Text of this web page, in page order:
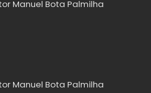
Manuel Bota Palmilha
Manuel Bota Palmilha